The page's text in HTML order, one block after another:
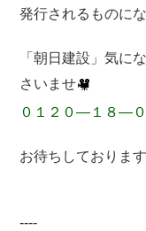
発行されるものにな
「朝日建設」気に
さいませ
０１２０―１８―０
お待ちしておりま
----